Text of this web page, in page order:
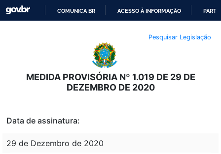
O
CONTEÚDO
COMUNICA BR ACESSO À INFORMAÇÃO
Pesquisar Legislação
MEDIDA PROVISÓRIA Nº 1.019 DE 29 DE
DEZEMBRO DE 2020
Data de assinatura:
29 de Dezembro de 2020